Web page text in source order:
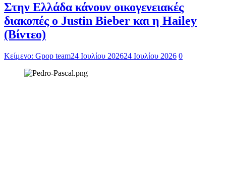
Στην Ελλάδα κάνουν οικογενειακές
διακοπές ο Justin Bieber και η Hailey
(Βίντεο)
Κείμενο: Gpop team24 Ιουλίου 202624 Ιουλίου 2026 0